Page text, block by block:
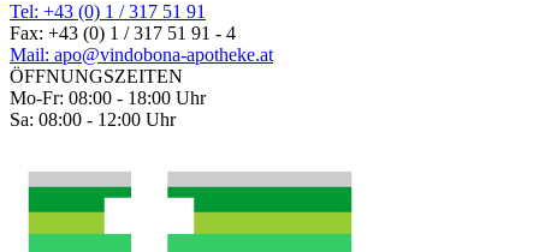
Tel: +43 (0) 1 / 317 51 91
Fax: +43 (0) 1 / 317 51 91 - 4
Mail: apo@vindobona-apotheke.at
ÖFFNUNGSZEITEN
Mo-Fr: 08:00 - 18:00 Uhr
Sa: 08:00 - 12:00 Uhr